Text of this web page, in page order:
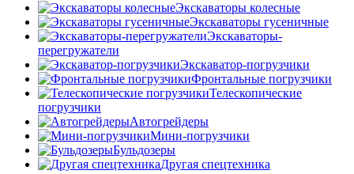
Экскаваторы колесные
Экскаваторы гусеничные
Экскаваторы-
перегружатели
Экскаватор-погрузчики
Фронтальные погрузчики
Телескопические
погрузчики
Автогрейдеры
Мини-погрузчики
Бульдозеры
Другая спецтехника